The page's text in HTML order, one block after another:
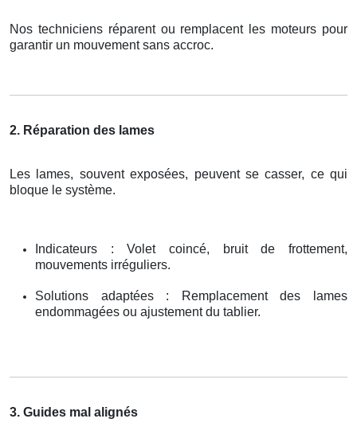
Nos techniciens réparent ou remplacent les moteurs pour
garantir un mouvement sans accroc.
2. Réparation des lames
Les lames, souvent exposées, peuvent se casser, ce qui
bloque le système.
Indicateurs : Volet coincé, bruit de frottement,
mouvements irréguliers.
Solutions adaptées : Remplacement des lames
endommagées ou ajustement du tablier.
3. Guides mal alignés